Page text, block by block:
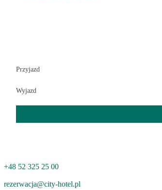
Przyjazd
Wyjazd
+48 52 325 25 00
rezerwacja@city-hotel.pl